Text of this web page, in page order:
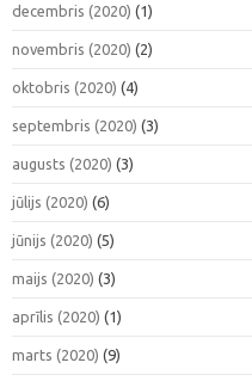
decembris (2020) (1)
novembris (2020) (2)
oktobris (2020) (4)
septembris (2020) (3)
augusts (2020) (3)
jūlijs (2020) (6)
jūnijs (2020) (5)
maijs (2020) (3)
aprīlis (2020) (1)
marts (2020) (9)